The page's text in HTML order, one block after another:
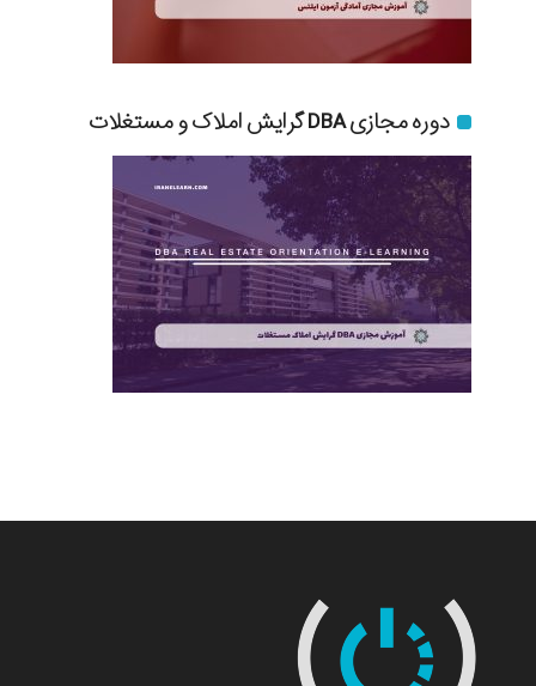
دوره مجازی DBA گرایش املاک و مستغلات